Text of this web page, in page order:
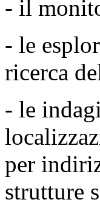
- il
- le
ricerca
- le
per
strutture